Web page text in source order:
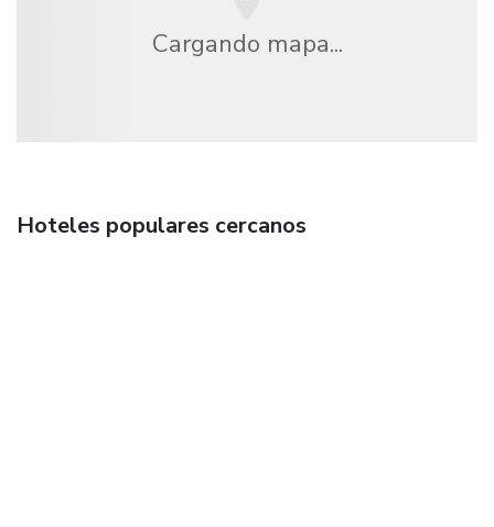
Cargando mapa...
Hoteles populares cercanos